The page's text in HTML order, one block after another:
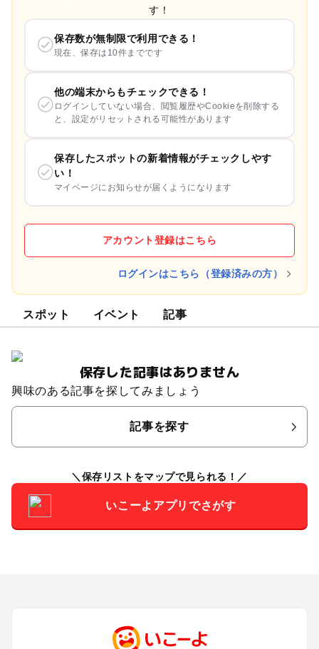
す！
保存数が無制限で利用できる！
現在、保存は10件までです
他の端末からもチェックできる！
ログインしていない場合、閲覧履歴やCookieを削除する
と、設定がリセットされる可能性があります
保存したスポットの新着情報がチェックしやす
い！
マイページにお知らせが届くようになります
アカウント登録はこちら
ログインはこちら（登録済みの方）
スポット イベント 記事
保存した記事はありません
興味のある記事を探してみましょう
記事を探す
保存リストをマップで見られる！
いこーよアプリでさがす